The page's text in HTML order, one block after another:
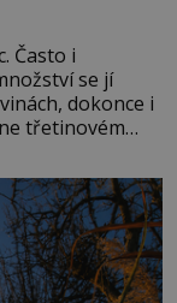
Často i
se jí
dokonce i
třetinovém
pro